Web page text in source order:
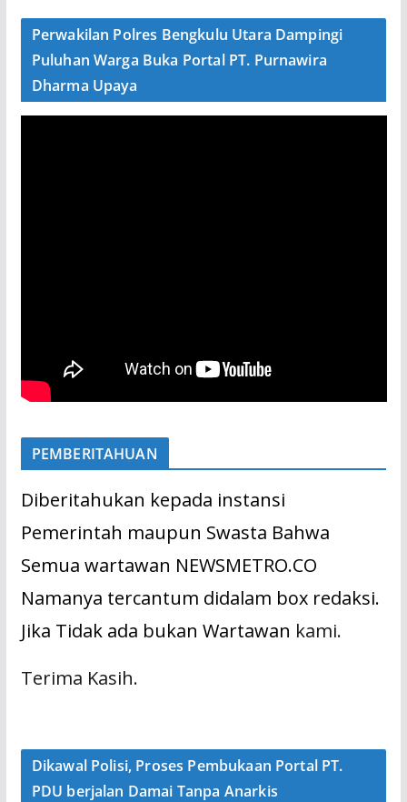
Perwakilan Polres Bengkulu Utara Dampingi
Puluhan Warga Buka Portal PT. Purnawira
Dharma Upaya
PEMBERITAHUAN
Diberitahukan kepada instansi
Pemerintah maupun Swasta Bahwa
Semua wartawan NEWSMETRO.CO
Namanya tercantum didalam box redaksi.
Jika Tidak ada bukan Wartawan kami.
Terima Kasih.
Dikawal Polisi, Proses Pembukaan Portal PT.
PDU berjalan Damai Tanpa Anarkis